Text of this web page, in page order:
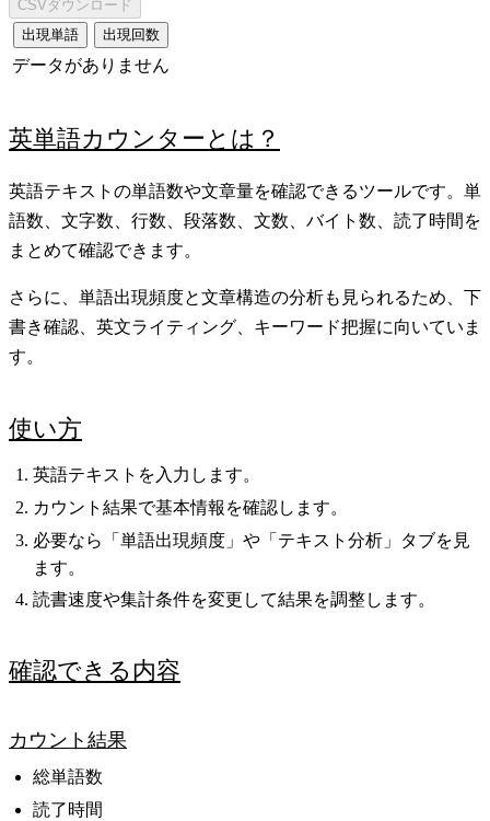
CSVダウンロード
出現単語
出現回数
データがありません
英単語カウンターとは？
英語テキストの単語数や文章量を確認できるツールです。単
語数、文字数、行数、段落数、文数、バイト数、読了時間を
まとめて確認できます。
さらに、単語出現頻度と文章構造の分析も見られるため、下
書き確認、英文ライティング、キーワード把握に向いていま
す。
使い方
英語テキストを入力します。
カウント結果で基本情報を確認します。
必要なら「単語出現頻度」や「テキスト分析」タブを見
ます。
読書速度や集計条件を変更して結果を調整します。
確認できる内容
カウント結果
総単語数
読了時間